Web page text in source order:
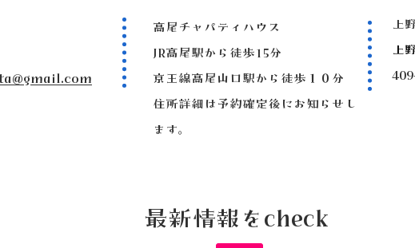
高尾チャパティハウス
JR高尾駅から徒歩15分
京王線高尾山口駅から徒歩１０分
住所詳細は予約確定後にお知らせし
ます。
上
上
最新情報をcheck